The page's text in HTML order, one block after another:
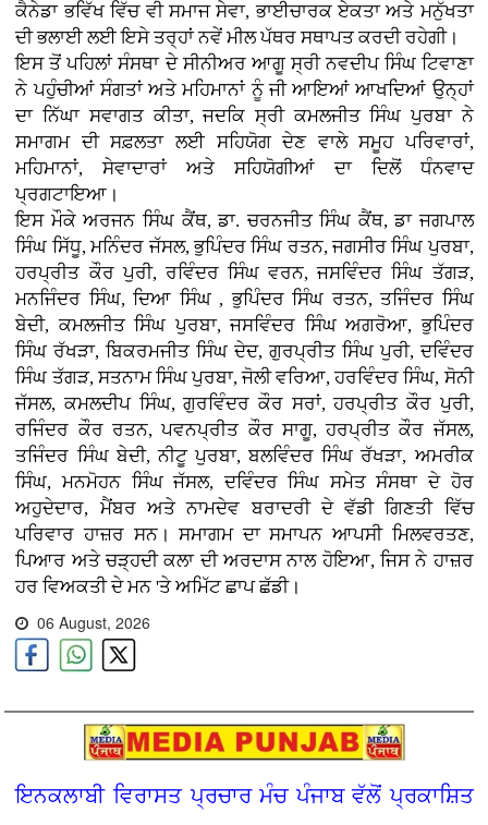
ਕੈਨੇਡਾ ਭਵਿੱਖ ਵਿੱਚ ਵੀ ਸਮਾਜ ਸੇਵਾ, ਭਾਈਚਾਰਕ ਏਕਤਾ ਅਤੇ ਮਨੁੱਖਤਾ
ਦੀ ਭਲਾਈ ਲਈ ਇਸੇ ਤਰ੍ਹਾਂ ਨਵੇਂ ਮੀਲ ਪੱਥਰ ਸਥਾਪਤ ਕਰਦੀ ਰਹੇਗੀ।
ਇਸ ਤੋਂ ਪਹਿਲਾਂ ਸੰਸਥਾ ਦੇ ਸੀਨੀਅਰ ਆਗੂ ਸ੍ਰੀ ਨਵਦੀਪ ਸਿੰਘ ਟਿਵਾਣਾ
ਨੇ ਪਹੁੰਚੀਆਂ ਸੰਗਤਾਂ ਅਤੇ ਮਹਿਮਾਨਾਂ ਨੂੰ ਜੀ ਆਇਆਂ ਆਖਦਿਆਂ ਉਨ੍ਹਾਂ
ਦਾ ਨਿੱਘਾ ਸਵਾਗਤ ਕੀਤਾ, ਜਦਕਿ ਸ੍ਰੀ ਕਮਲਜੀਤ ਸਿੰਘ ਪੁਰਬਾ ਨੇ
ਸਮਾਗਮ ਦੀ ਸਫ਼ਲਤਾ ਲਈ ਸਹਿਯੋਗ ਦੇਣ ਵਾਲੇ ਸਮੂਹ ਪਰਿਵਾਰਾਂ,
ਮਹਿਮਾਨਾਂ, ਸੇਵਾਦਾਰਾਂ ਅਤੇ ਸਹਿਯੋਗੀਆਂ ਦਾ ਦਿਲੋਂ ਧੰਨਵਾਦ
ਪ੍ਰਗਟਾਇਆ।
ਇਸ ਮੌਕੇ ਅਰਜਨ ਸਿੰਘ ਕੈਂਥ, ਡਾ. ਚਰਨਜੀਤ ਸਿੰਘ ਕੈਂਥ, ਡਾ ਜਗਪਾਲ
ਸਿੰਘ ਸਿੱਧੂ, ਮਨਿੰਦਰ ਜੱਸਲ, ਭੁਪਿੰਦਰ ਸਿੰਘ ਰਤਨ, ਜਗਸੀਰ ਸਿੰਘ ਪੁਰਬਾ,
ਹਰਪ੍ਰੀਤ ਕੌਰ ਪੁਰੀ, ਰਵਿੰਦਰ ਸਿੰਘ ਵਰਨ, ਜਸਵਿੰਦਰ ਸਿੰਘ ਤੱਗੜ,
ਮਨਜਿੰਦਰ ਸਿੰਘ, ਦਿਆ ਸਿੰਘ , ਭੁਪਿੰਦਰ ਸਿੰਘ ਰਤਨ, ਤਜਿੰਦਰ ਸਿੰਘ
ਬੇਦੀ, ਕਮਲਜੀਤ ਸਿੰਘ ਪੁਰਬਾ, ਜਸਵਿੰਦਰ ਸਿੰਘ ਅਗਰੋਆ, ਭੁਪਿੰਦਰ
ਸਿੰਘ ਰੱਖੜਾ, ਬਿਕਰਮਜੀਤ ਸਿੰਘ ਦੇਦ, ਗੁਰਪ੍ਰੀਤ ਸਿੰਘ ਪੁਰੀ, ਦਵਿੰਦਰ
ਸਿੰਘ ਤੱਗੜ, ਸਤਨਾਮ ਸਿੰਘ ਪੁਰਬਾ, ਜੋਲੀ ਵਰਿਆ, ਹਰਵਿੰਦਰ ਸਿੰਘ, ਸੋਨੀ
ਜੱਸਲ, ਕਮਲਦੀਪ ਸਿੰਘ, ਗੁਰਵਿੰਦਰ ਕੌਰ ਸਰਾਂ, ਹਰਪ੍ਰੀਤ ਕੌਰ ਪੁਰੀ,
ਰਜਿੰਦਰ ਕੌਰ ਰਤਨ, ਪਵਨਪ੍ਰੀਤ ਕੌਰ ਸਾਗੂ, ਹਰਪ੍ਰੀਤ ਕੌਰ ਜੱਸਲ,
ਤਜਿੰਦਰ ਸਿੰਘ ਬੇਦੀ, ਨੀਟੂ ਪੁਰਬਾ, ਬਲਵਿੰਦਰ ਸਿੰਘ ਰੱਖੜਾ, ਅਮਰੀਕ
ਸਿੰਘ, ਮਨਮੋਹਨ ਸਿੰਘ ਜੱਸਲ, ਦਵਿੰਦਰ ਸਿੰਘ ਸਮੇਤ ਸੰਸਥਾ ਦੇ ਹੋਰ
ਅਹੁਦੇਦਾਰ, ਮੈਂਬਰ ਅਤੇ ਨਾਮਦੇਵ ਬਰਾਦਰੀ ਦੇ ਵੱਡੀ ਗਿਣਤੀ ਵਿੱਚ
ਪਰਿਵਾਰ ਹਾਜ਼ਰ ਸਨ। ਸਮਾਗਮ ਦਾ ਸਮਾਪਨ ਆਪਸੀ ਮਿਲਵਰਤਣ,
ਪਿਆਰ ਅਤੇ ਚੜ੍ਹਦੀ ਕਲਾ ਦੀ ਅਰਦਾਸ ਨਾਲ ਹੋਇਆ, ਜਿਸ ਨੇ ਹਾਜ਼ਰ
ਹਰ ਵਿਅਕਤੀ ਦੇ ਮਨ 'ਤੇ ਅਮਿੱਟ ਛਾਪ ਛੱਡੀ।
06 August, 2026
ਇਨਕਲਾਬੀ ਵਿਰਾਸਤ ਪ੍ਰਚਾਰ ਮੰਚ ਪੰਜਾਬ ਵੱਲੋਂ ਪ੍ਰਕਾਸ਼ਿਤ